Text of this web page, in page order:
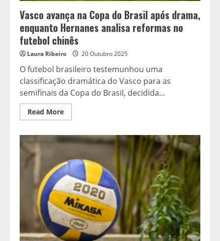
Vasco avança na Copa do Brasil após drama,
enquanto Hernanes analisa reformas no
futebol chinês
Laura Ribeiro 20 Outubro 2025
O futebol brasileiro testemunhou uma
classificação dramática do Vasco para as
semifinais da Copa do Brasil, decidida...
Read MoreRead
more
avança
na
do
Brasil
após
drama,
enquanto
Hernanes
analisa
reformas
no
futebol
chinês